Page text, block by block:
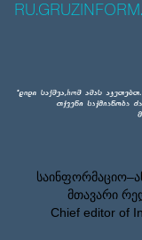
მთავარი
Chief editor of